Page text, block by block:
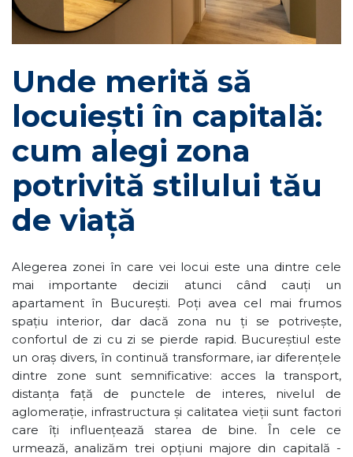
Unde merită să
locuiești în capitală:
cum alegi zona
potrivită stilului tău
de viață
Alegerea zonei în care vei locui este una dintre cele
mai importante decizii atunci când cauți un
apartament în București. Poți avea cel mai frumos
spațiu interior, dar dacă zona nu ți se potrivește,
confortul de zi cu zi se pierde rapid. Bucureștiul este
un oraș divers, în continuă transformare, iar diferențele
dintre zone sunt semnificative: acces la transport,
distanța față de punctele de interes, nivelul de
aglomerație, infrastructura și calitatea vieții sunt factori
care îți influențează starea de bine. În cele ce
urmează, analizăm trei opțiuni majore din capitală -